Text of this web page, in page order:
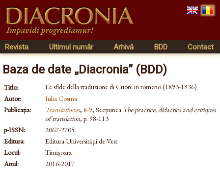
Revista Ultimul număr Arhivă BDD Contact
Baza de date „Diacronia” (BDD)
Titlu:
Le sfide della traduzione di Cuore in romeno (1893-1936)
Autor:
Iulia Cosma
Publicația:
Translationes, 8-9, Secțiunea The practice, didactics and critiques
of translation, p. 98-113
p-ISSN:
2067-2705
Editura:
Editura Universității de Vest
Locul:
Timișoara
Anul:
2016-2017